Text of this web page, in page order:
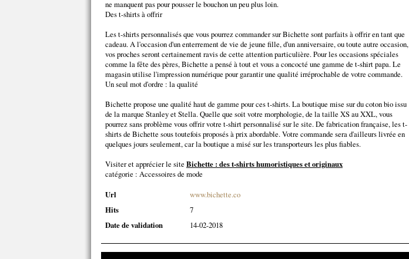
ne manquent pas pour pousser le bouchon un peu plus loin.
Des t-shirts à offrir
Les t-shirts personnalisés que vous pourrez commander sur Bichette sont parfaits à offrir en tant que
cadeau. A l'occasion d'un enterrement de vie de jeune fille, d'un anniversaire, ou toute autre occasion,
vos proches seront certainement ravis de cette attention particulière. Pour les occasions spéciales
comme la fête des pères, Bichette a pensé à tout et vous a concocté une gamme de t-shirt papa. Le
magasin utilise l'impression numérique pour garantir une qualité irréprochable de votre commande.
Un seul mot d'ordre : la qualité
Bichette propose une qualité haut de gamme pour ces t-shirts. La boutique mise sur du coton bio issu
de la marque Stanley et Stella. Quelle que soit votre morphologie, de la taille XS au XXL, vous
pourrez sans problème vous offrir votre t-shirt personnalisé sur le site. De fabrication française, les t-
shirts de Bichette sous toutefois proposés à prix abordable. Votre commande sera d'ailleurs livrée en
quelques jours seulement, car la boutique a misé sur les transporteurs les plus fiables.
Visiter et apprécier le site Bichette : des t-shirts humoristiques et originaux
catégorie : Accessoires de mode
Url
www.bichette.co
Hits
7
Date de validation
14-02-2018